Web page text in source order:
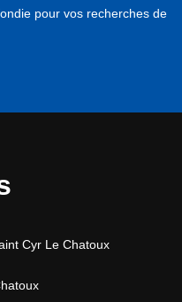
pour vos recherches de
Cyr Le Chatoux